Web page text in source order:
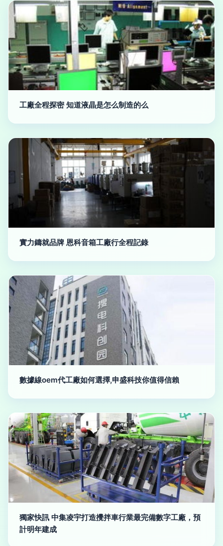
工廠全程探密 知道液晶是怎么制造的么
實力鑄就品牌 恩科音箱工廠行全程記錄
數據線oem代工廠如何選擇,申盛科技你值得信賴
獨家快訊 中集凌宇打造攪拌車行業最完備數字工廠，預
計明年建成